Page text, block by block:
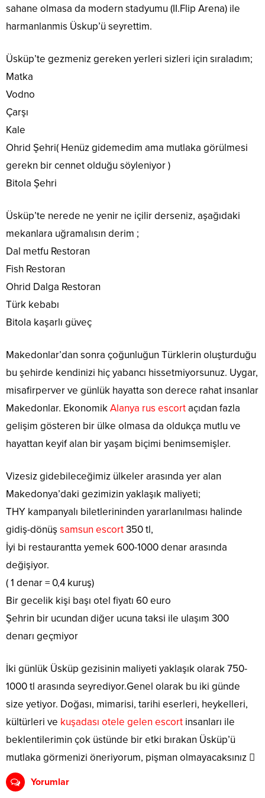
sahane olmasa da modern stadyumu (II.Flip Arena) ile
harmanlanmis Üskup’ü seyrettim.
Üsküp’te gezmeniz gereken yerleri sizleri için sıraladım;
Matka
Vodno
Çarşı
Kale
Ohrid Şehri( Henüz gidemedim ama mutlaka görülmesi
gerekn bir cennet olduğu söyleniyor )
Bitola Şehri
Üsküp’te nerede ne yenir ne içilir derseniz, aşağıdaki
mekanlara uğramalısın derim ;
Dal metfu Restoran
Fish Restoran
Ohrid Dalga Restoran
Türk kebabı
Bitola kaşarlı güveç
Makedonlar’dan sonra çoğunluğun Türklerin oluşturduğu
bu şehirde kendinizi hiç yabancı hissetmiyorsunuz. Uygar,
misafirperver ve günlük hayatta son derece rahat insanlar
Makedonlar. EkonomikAlanya rus escortaçıdan fazla
gelişim gösteren bir ülke olmasa da oldukça mutlu ve
hayattan keyif alan bir yaşam biçimi benimsemişler.
Vizesiz gidebileceğimiz ülkeler arasında yer alan
Makedonya’daki gezimizin yaklaşık maliyeti;
THY kampanyalı biletlerininden yararlanılması halinde
gidiş-dönüş samsun escort350 tl,
İyi bi restaurantta yemek 600-1000 denar arasında
değişiyor.
( 1 denar = 0,4 kuruş)
Bir gecelik kişi başı otel fiyatı 60 euro
Şehrin bir ucundan diğer ucuna taksi ile ulaşım 300
denarı geçmiyor
İki günlük Üsküp gezisinin maliyeti yaklaşık olarak 750-
1000 tl arasında seyrediyor.Genel olarak bu iki günde
size yetiyor. Doğası, mimarisi, tarihi eserleri, heykelleri,
kültürleri ve kuşadası otele gelen escort insanları ile
beklentilerimin çok üstünde bir etki bırakan Üsküp’ü
mutlaka görmenizi öneriyorum, pişman olmayacaksınız 
Yorumlar